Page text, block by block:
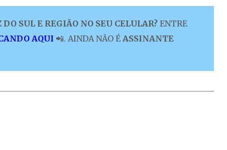
SUL E REGIÃO NO SEU CELULAR? ENTRE
AQUI 📲. AINDA NÃO É ASSINANTE